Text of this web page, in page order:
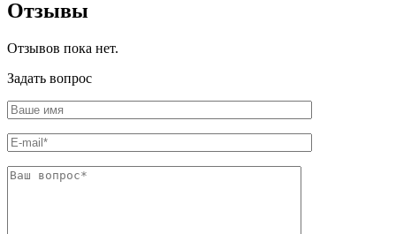
Отзывы
Отзывов пока нет.
Задать вопрос